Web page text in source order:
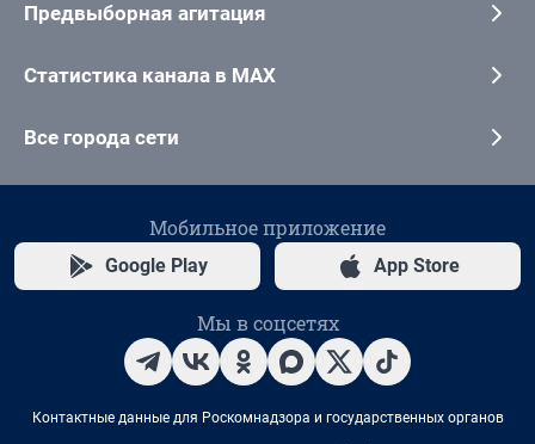
Предвыборная агитация
Статистика канала в MAX
Все города сети
Мобильное приложение
Google Play App Store
Мы в соцсетях
Контактные данные для Роскомнадзора и государственных органов